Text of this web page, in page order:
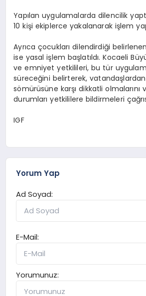
Yapılan uygulamalarda dilencilik
10 kişi ekiplerce yakalanarak işlem
Ayrıca çocukları dilendirdiği
ise yasal işlem başlatıldı. Kocaeli
ve emniyet yetkilileri, bu tür
süreceğini belirterek,
sömürüsüne karşı dikkatli olmalarını
durumları yetkililere bildirmeleri
IGF
Yorum Yap
Ad Soyad:
E-Mail:
Yorumunuz: